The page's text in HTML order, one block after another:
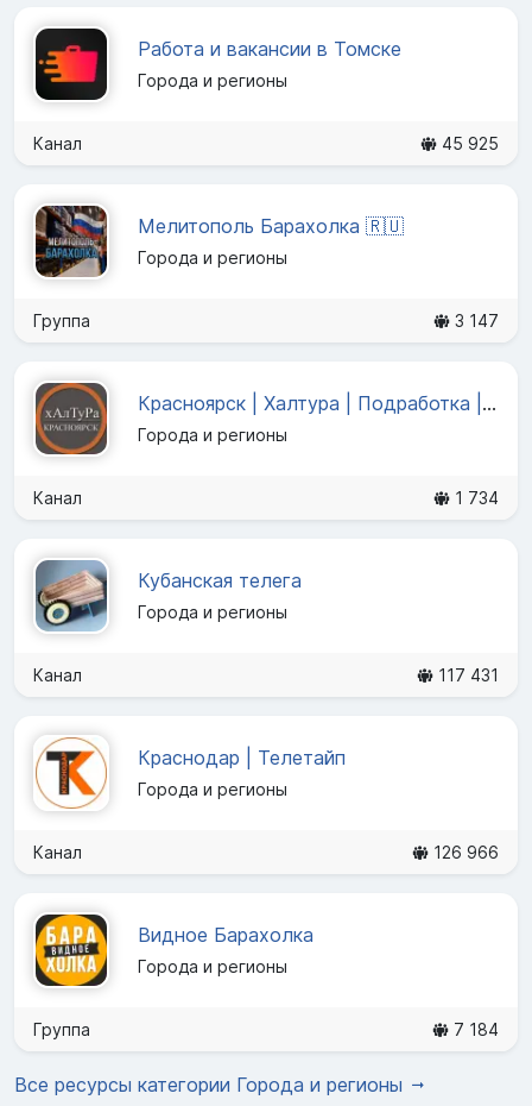
Работа и вакансии в Томске
Города и регионы
Канал 45 925
Мелитополь Барахолка 🇷🇺
Города и регионы
Группа 3 147
Красноярск | Халтура | Подработка | Услуги | Работа
Города и регионы
Канал 1 734
Кубанская телега
Города и регионы
Канал 117 431
Краснодар | Телетайп
Города и регионы
Канал 126 966
Видное Барахолка
Города и регионы
Группа 7 184
Все ресурсы категории Города и регионы